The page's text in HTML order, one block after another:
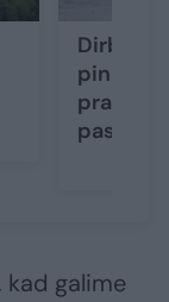
Dirbti į
pinigais
kad galime